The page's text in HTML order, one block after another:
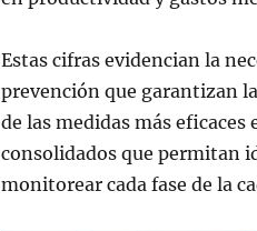
Estas cifras evidencian la
prevención que garantizan
de las medidas más
consolidados que permitan
monitorear cada fase de la